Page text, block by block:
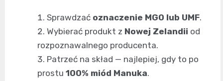
Sprawdzać oznaczenie MGO lub UMF.
Wybierać produkt z Nowej Zelandii od
rozpoznawalnego producenta.
Patrzeć na skład — najlepiej, gdy to po
prostu 100% miód Manuka.